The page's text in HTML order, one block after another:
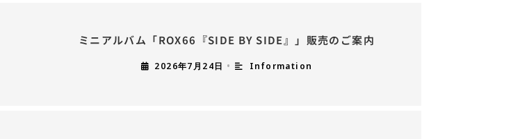
ミニアルバム「ROX66『SIDE BY SIDE』」販売のご案内
2026年7月24日 • Information